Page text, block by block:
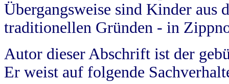
Übergangsweise sind Kinder aus
traditionellen Gründen - in
Autor dieser Abschrift ist der
Er weist auf folgende